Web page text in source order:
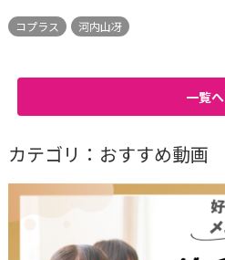
コプラス 河内山冴
一覧へ
カテゴリ：おすすめ動画